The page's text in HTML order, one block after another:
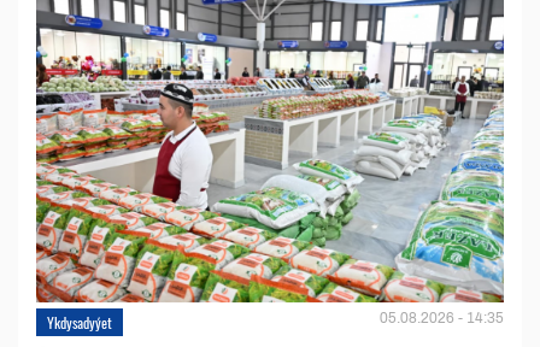
Ykdysadyýet 05.08.2026 - 14:35